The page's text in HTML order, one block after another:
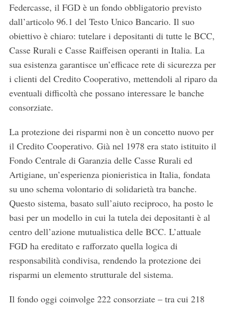
Federcasse, il FGD è un fondo obbligatorio previsto
dall’articolo 96.1 del Testo Unico Bancario. Il suo
obiettivo è chiaro: tutelare i depositanti di tutte le BCC,
Casse Rurali e Casse Raiffeisen operanti in Italia. La
sua esistenza garantisce un’efficace rete di sicurezza per
i clienti del Credito Cooperativo, mettendoli al riparo da
eventuali difficoltà che possano interessare le banche
consorziate.
La protezione dei risparmi non è un concetto nuovo per
il Credito Cooperativo. Già nel 1978 era stato istituito il
Fondo Centrale di Garanzia delle Casse Rurali ed
Artigiane, un’esperienza pionieristica in Italia, fondata
su uno schema volontario di solidarietà tra banche.
Questo sistema, basato sull’aiuto reciproco, ha posto le
basi per un modello in cui la tutela dei depositanti è al
centro dell’azione mutualistica delle BCC. L’attuale
FGD ha ereditato e rafforzato quella logica di
responsabilità condivisa, rendendo la protezione dei
risparmi un elemento strutturale del sistema.
Il fondo oggi coinvolge 222 consorziate – tra cui 218